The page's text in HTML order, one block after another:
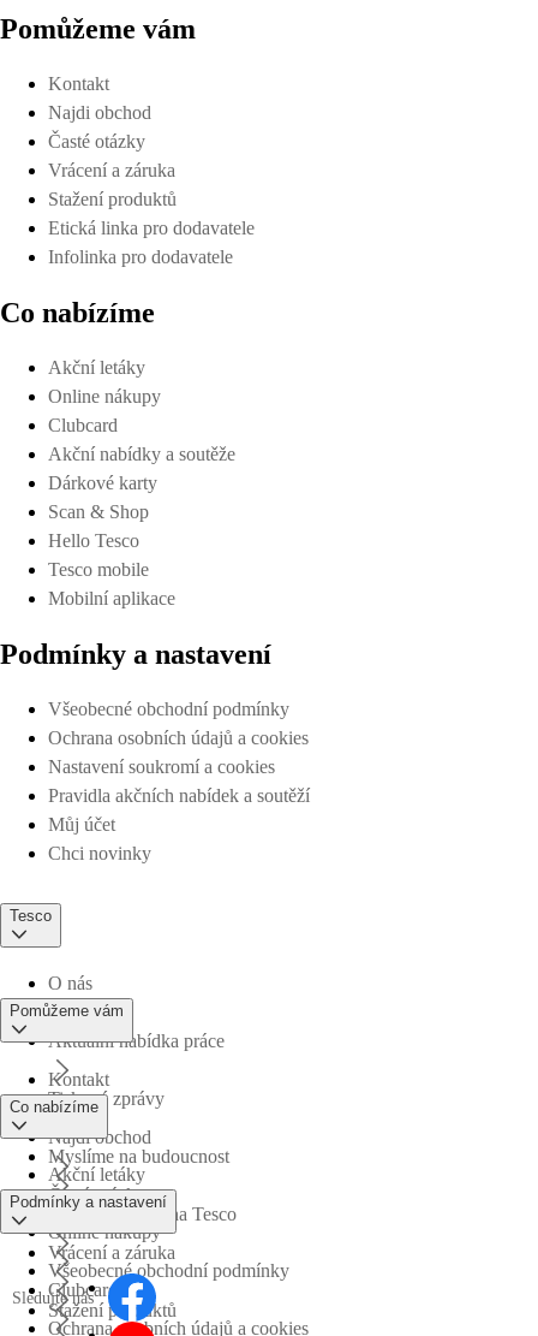
Pomůžeme vám
Kontakt
Najdi obchod
Časté otázky
Vrácení a záruka
Stažení produktů
Etická linka pro dodavatele
Infolinka pro dodavatele
Co nabízíme
Akční letáky
Online nákupy
Clubcard
Akční nabídky a soutěže
Dárkové karty
Scan & Shop
Hello Tesco
Tesco mobile
Mobilní aplikace
Podmínky a nastavení
Všeobecné obchodní podmínky
Ochrana osobních údajů a cookies
Nastavení soukromí a cookies
Pravidla akčních nabídek a soutěží
Můj účet
Chci novinky
Tesco
O nás
Aktuální nabídka práce
Tiskové zprávy
Myslíme na budoucnost
Obchodní skupina Tesco
Pomůžeme vám
Kontakt
Najdi obchod
Časté otázky
Vrácení a záruka
Stažení produktů
Co nabízíme
Akční letáky
Online nákupy
Clubcard
Podmínky a nastavení
Všeobecné obchodní podmínky
Ochrana osobních údajů a cookies
Sledujte nás